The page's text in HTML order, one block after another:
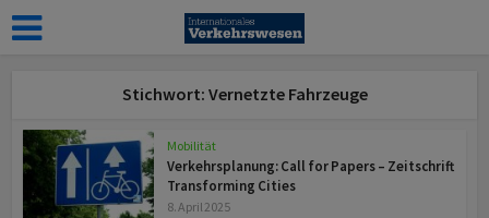
Stichwort: Vernetzte Fahrzeuge
Mobilität
Verkehrsplanung: Call for Papers – Zeitschrift
Transforming Cities
8. April 2025